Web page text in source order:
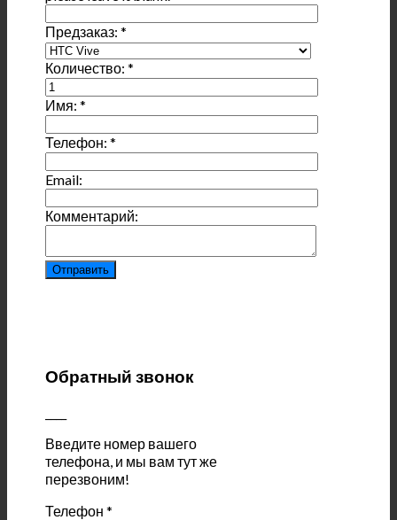
Предзаказ:*
Количество:*
Имя:*
Телефон:*
Email:
Комментарий:
Обратный звонок
Введите номер вашего
телефона, и мы вам тут же
перезвоним!
Телефон*